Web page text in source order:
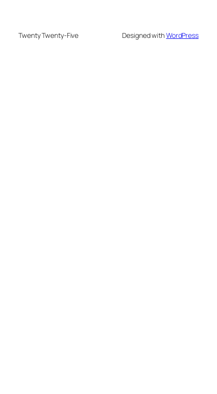
Twenty Twenty-Five Designed withWordPress